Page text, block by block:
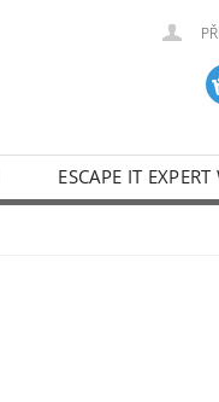
ESCAPE IT EXPERT